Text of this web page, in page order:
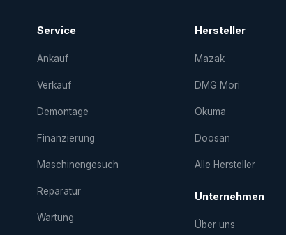
Service
Ankauf
Verkauf
Demontage
Finanzierung
Maschinengesuch
Reparatur
Wartung
Hersteller
Mazak
DMG Mori
Okuma
Doosan
Alle Hersteller
Unternehmen
Über uns